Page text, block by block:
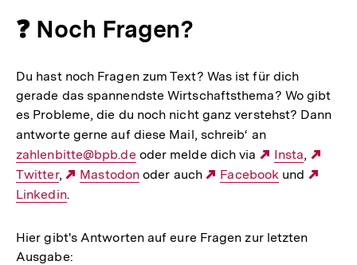
❓ Noch Fragen?
Du hast noch Fragen zum Text? Was ist für dich
gerade das spannendste Wirtschaftsthema? Wo gibt
es Probleme, die du noch nicht ganz verstehst? Dann
antworte gerne auf diese Mail, schreib‘ anE-
Mail
Link:
zahlenbitte@bpb.de oder melde dich via
Externer
Link:
Insta,
Twitter,
Externer
Mastodonoder auch
Externer
Facebook und
Linkedin.
Hier gibt's Antworten auf eure Fragen zur letzten
Ausgabe: